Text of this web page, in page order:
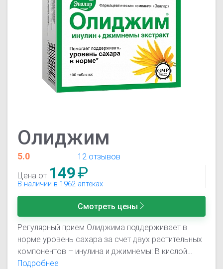
Олиджим
5.0
12 отзывов
Цена от 149₽
В наличии в 1962 аптеках
Смотреть цены
Регулярный прием Олиджима поддерживает в
норме уровень сахара за счет двух растительных
компонентов – инулина и джимнемы: В кислой
среде желудка инулин преобразуется во
Подробнее